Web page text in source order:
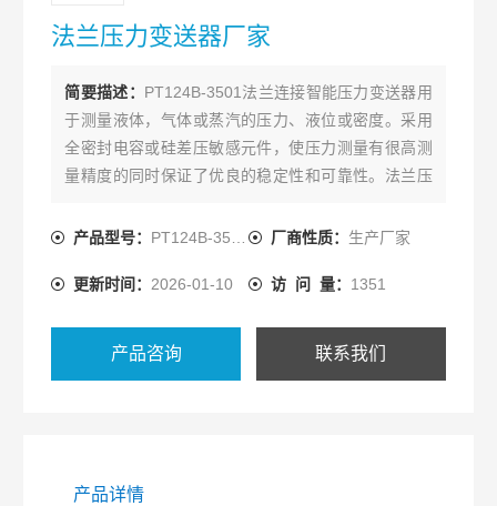
法兰压力变送器厂家
简要描述： PT124B-3501法兰连接智能压力变送器用
于测量液体，气体或蒸汽的压力、液位或密度。采用
全密封电容或硅差压敏感元件，使压力测量有很高测
量精度的同时保证了优良的稳定性和可靠性。法兰压
产品型号： PT124B-3501 厂商性质： 生产厂家
更新时间： 2026-01-10 访 问 量： 1351
产品咨询 联系我们
产品详情